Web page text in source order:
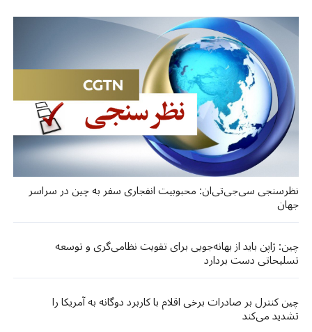
نظرسنجی سی‌جی‌تی‌ان: محبوبیت انفجاری سفر به چین در سراسر
جهان
چین: ژاپن باید از بهانه‌جویی برای تقویت نظامی‌گری و توسعه
تسلیحاتی دست بردارد
چین کنترل بر صادرات برخی اقلام با کاربرد دوگانه به آمریکا را
تشدید می‌کند